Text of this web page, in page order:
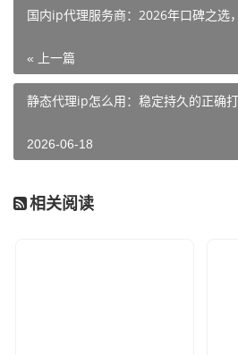
国内ip代理服务商：2026年口碑之选
« 上一篇
静态代理ip怎么用：稳定持久的正确
2026-06-18
相关阅读